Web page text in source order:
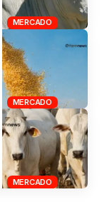
MERCADO
MERCADO
MERCADO